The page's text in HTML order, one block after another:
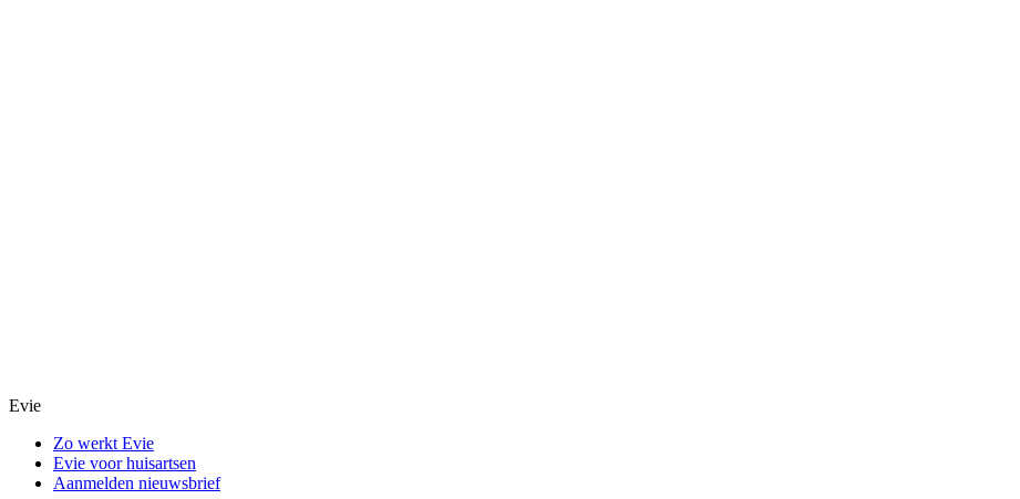
Evie
Zo werkt Evie
Evie voor huisartsen
Aanmelden nieuwsbrief